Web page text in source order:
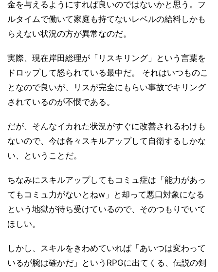
金を与えるようにすれば良いのではないかと思う。フ
ルタイムで働いて家庭も持てないレベルの給料しかも
らえない状況の方が異常なのだ。
実際、現在岸田総理が「リスキリング」という言葉を
ドロップして怒られている最中だ。 それはいつものこ
となので良いが、リスが完全にもらい事故でキリング
されているのが不憫である。
だが、そんなイカれた状況がすぐに改善されるわけも
ないので、今は各々スキルアップして自衛するしかな
い、ということだ。
ちなみにスキルアップしてもコミュ症は「能力があっ
てもコミュ力がないとねw」と却って悪口対象になる
という地獄が待ち受けているので、そのつもりでいて
ほしい。
しかし、スキルをきわめていれば「あいつは変わって
いるが腕は確かだ」というRPGに出てくる、伝説の剣